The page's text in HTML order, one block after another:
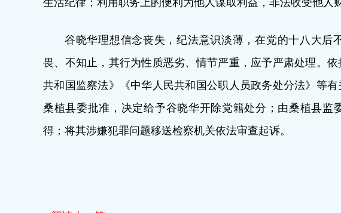
生活纪律；利用职务上的便利为他人谋取利益，非法收受他人
谷晓华理想信念丧失，纪法意识淡薄，在党的十八大后
畏、不知止，其行为性质恶劣、情节严重，应予严肃处理。
共和国监察法》《中华人民共和国公职人员政务处分法》等
桑植县委批准，决定给予谷晓华开除党籍处分；由桑植县监
得；将其涉嫌犯罪问题移送检察机关依法审查起诉。